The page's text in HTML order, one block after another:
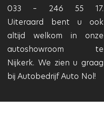
033 – 246 55 17.
Uiteraard bent u ook
altijd welkom in onze
autoshowroom te
Nijkerk. We zien u graag
bij Autobedrijf Auto Nol!